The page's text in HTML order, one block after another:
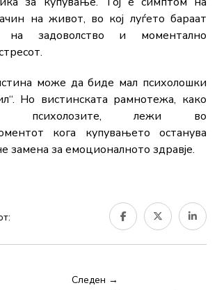
на живот, во кој луѓетобараат
на задоволство и моментално
може дабиде мал психолошки
Но вистинската рамнотежа, како
психолозите,лежи во
кога купувањето останува
замена за емоционалното здравје.
Следен →